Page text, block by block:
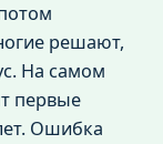
решают,
На самом
первые
Ошибка